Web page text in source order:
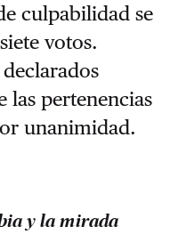
culpabilidad se
votos.
las pertenencias
unanimidad.
y la mirada